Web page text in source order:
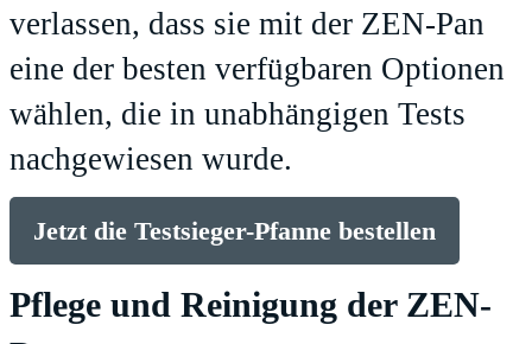
verlassen, dass sie mit der ZEN-Pan
eine der besten verfügbaren Optionen
wählen, die in unabhängigen Tests
nachgewiesen wurde.
Jetzt die Testsieger-Pfanne bestellen
Pflege und Reinigung der ZEN-